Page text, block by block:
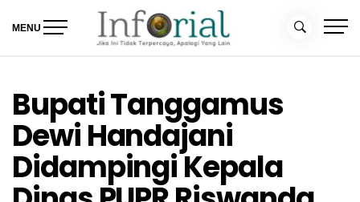
MENU
Bupati Tanggamus
Dewi Handajani
Didampingi Kepala